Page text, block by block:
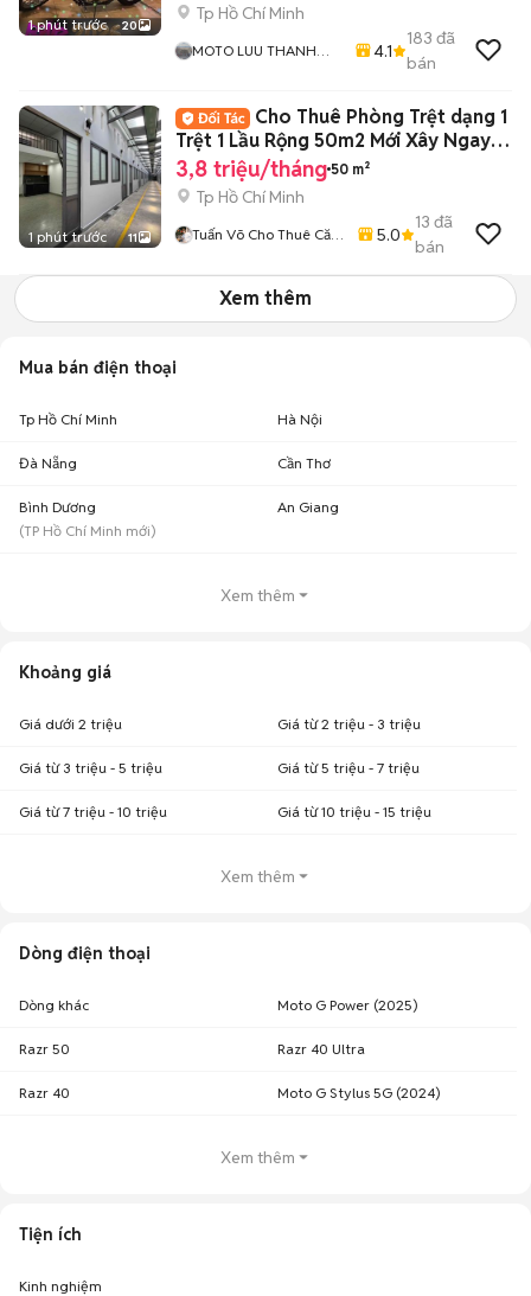
1 phút trước 20
Tp Hồ Chí Minh
MOTO LUU THANH
Hoang Van Thu , PN ,
TPHCM
4.1
183 đã
bán
1 phút trước 11
Cho Thuê Phòng Trệt dạng 1
Trệt 1 Lầu Rộng 50m2 Mới Xây Ngay
Mã Lò
3,8 triệu/tháng 50 m²
Tp Hồ Chí Minh
Tuấn Võ Cho Thuê Căn
5.0
13 đã
bán
Xem thêm
Mua bán điện thoại
Tp Hồ Chí Minh Hà Nội
Đà Nẵng Cần Thơ
Bình Dương
(TP Hồ Chí Minh mới)
An Giang
Xem thêm
Khoảng giá
Giá dưới 2 triệu Giá từ 2 triệu - 3 triệu
Giá từ 3 triệu - 5 triệu Giá từ 5 triệu - 7 triệu
Giá từ 7 triệu - 10 triệu Giá từ 10 triệu - 15 triệu
Xem thêm
Dòng điện thoại
Dòng khác Moto G Power (2025)
Razr 50 Razr 40 Ultra
Razr 40 Moto G Stylus 5G (2024)
Xem thêm
Tiện ích
Kinh nghiệm